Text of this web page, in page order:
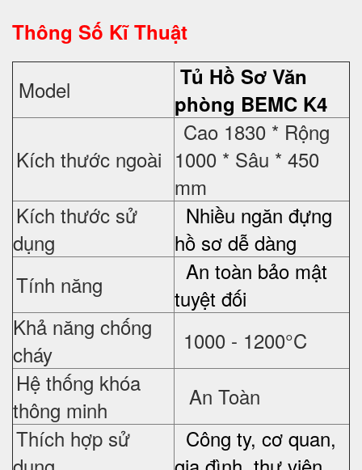
Thông Số Kĩ Thuật
Model Tủ Hồ Sơ Văn
phòng BEMC K4
Kích thước ngoài
Cao 1830 * Rộng
1000 * Sâu * 450
mm
Kích thước sử
dụng
Nhiều ngăn đựng
hồ sơ dễ dàng
Tính năng
An toàn bảo mật
tuyệt đối
Khả năng chống
cháy
1000 - 1200°C
Hệ thống khóa
thông minh
An Toàn
Thích hợp sử
Công ty, cơ quan,